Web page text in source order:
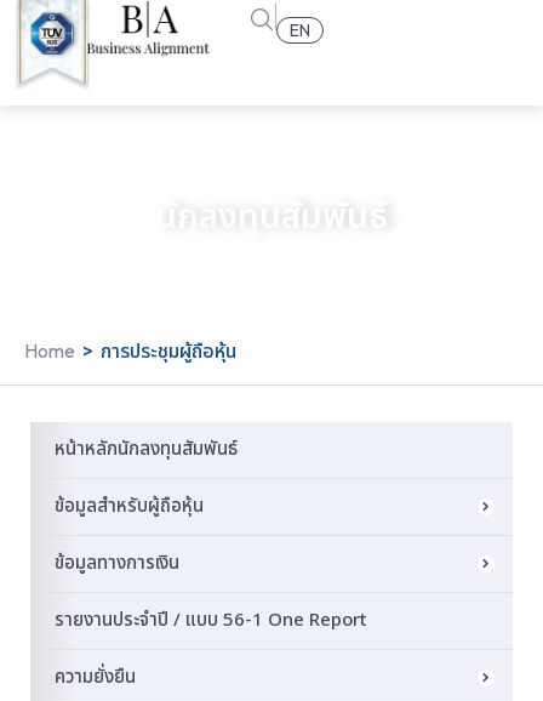
EN
นักลงทุนสัมพันธ์
Home > การประชุมผู้ถือหุ้น
หน้าหลักนักลงทุนสัมพันธ์
ข้อมูลสำหรับผู้ถือหุ้น
ข้อมูลทางการเงิน
รายงานประจำปี / แบบ 56-1 One Report
ความยั่งยืน